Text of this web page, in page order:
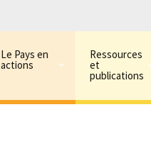
Le Pays en
actions
Ressources
et
publications